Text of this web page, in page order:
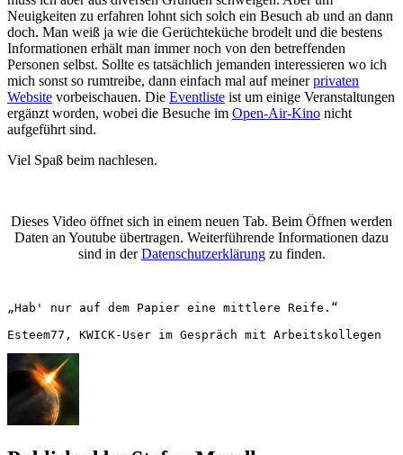
Neuigkeiten zu erfahren lohnt sich solch ein Besuch ab und an dann
doch. Man weiß ja wie die Gerüchteküche brodelt und die bestens
Informationen erhält man immer noch von den betreffenden
Personen selbst. Sollte es tatsächlich jemanden interessieren wo ich
mich sonst so rumtreibe, dann einfach mal auf meinerprivaten
Website vorbeischauen. Die Eventliste ist um einige Veranstaltungen
ergänzt worden, wobei die Besuche im Open-Air-Kino nicht
aufgeführt sind.
Viel Spaß beim nachlesen.
Dieses Video öffnet sich in einem neuen Tab. Beim Öffnen werden
Daten an Youtube übertragen. Weiterführende Informationen dazu
sind in derDatenschutzerklärungzu finden.
„Hab' nur auf dem Papier eine mittlere Reife.“
Esteem77, KWICK-User im Gespräch mit Arbeitskollegen